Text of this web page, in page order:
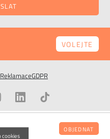
OBJEDNAT
VOLEJTE
ReklamaceGDPR
Stránky od